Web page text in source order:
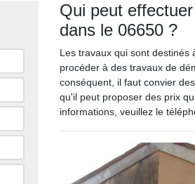
Qui peut
dans le 06650 ?
Les travaux qui sont destinés
procéder à des travaux de
conséquent, il faut convier
qu'il peut proposer des prix
informations, veuillez le